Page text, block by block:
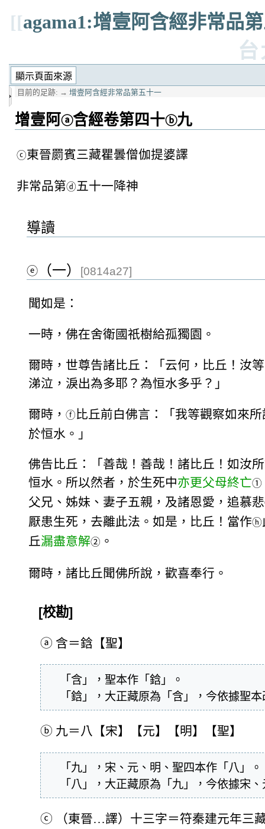
[[agama1:增壹阿含經非常品
目前的足跡: → 增壹阿含經非常品第五十一
增壹阿 ⓐ含經卷第四十ⓑ九
ⓒ東晉罽賓三藏瞿曇僧伽提婆譯
非常品第ⓓ五十一降神
導讀
ⓔ （一） [0814a27]
聞如是：
一時，佛在舍衛國祇樹給孤獨園。
爾時，世尊告諸比丘：「云何，比丘！汝
涕泣，淚出為多耶？為恒水多乎？」
爾時， ⓕ 比丘前白佛言：「我等觀察如來
於恒水。」
佛告比丘：「善哉！善哉！諸比丘！如汝
恒水。所以然者，於生死中亦更父母終亡①
父兄、姊妹、妻子五親，及諸恩愛，追慕悲
厭患生死，去離此法。如是，比丘！當作ⓗ
丘漏盡意解② 。
爾時，諸比丘聞佛所說，歡喜奉行。
[校勘]
ⓐ 含＝鋡【聖】
「鋡」，大正藏原為「含」，今依據聖
ⓑ 九＝八【宋】【元】【明】【聖】
「八」，大正藏原為「九」，今依據宋
ⓒ
（東晉…譯）十三字＝符秦建元年三